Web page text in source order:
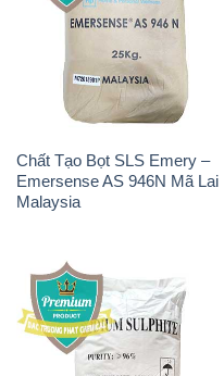
Chất Tạo Bọt SLS Emery –
Emersense AS 946N Mã Lai
Malaysia